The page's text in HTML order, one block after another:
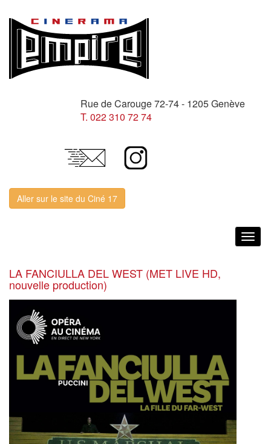
Rue de Carouge 72-74 - 1205 Genève
T. 022 310 72 74
Aller sur le site du Ciné 17
LA FANCIULLA DEL WEST (MET LIVE HD,
nouvelle production)